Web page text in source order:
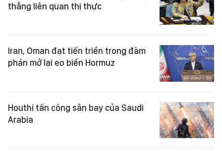
thẳng liên quan thị thực
Iran, Oman đạt tiến triển trong đàm
phán mở lại eo biển Hormuz
Houthi tấn công sân bay của Saudi
Arabia